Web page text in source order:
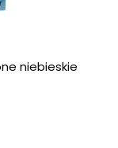
niebieskie